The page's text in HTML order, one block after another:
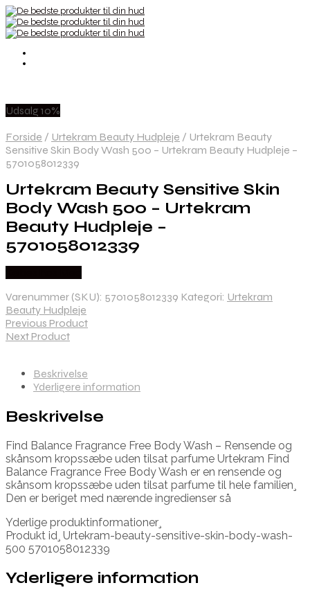
Udsalg 10%
Forside / Urtekram Beauty Hudpleje / Urtekram Beauty
Sensitive Skin Body Wash 500 – Urtekram Beauty Hudpleje –
5701058012339
Urtekram Beauty Sensitive Skin
Body Wash 500 – Urtekram
Beauty Hudpleje –
5701058012339
Varenummer (SKU): 5701058012339 Kategori: Urtekram
Beauty Hudpleje
Previous Product
Next Product
Beskrivelse
Yderligere information
Beskrivelse
Find Balance Fragrance Free Body Wash – Rensende og
skånsom kropssæbe uden tilsat parfume Urtekram Find
Balance Fragrance Free Body Wash er en rensende og
skånsom kropssæbe uden tilsat parfume til hele familien¸
Den er beriget med nærende ingredienser så
Yderlige produktinformationer¸
Produkt id¸ Urtekram-beauty-sensitive-skin-body-wash-
500 5701058012339
Yderligere information